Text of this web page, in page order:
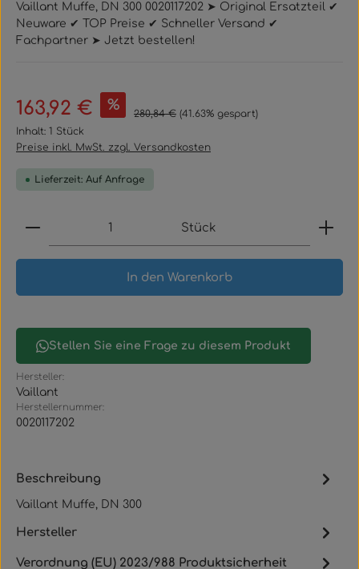
Vaillant Muffe, DN 300 0020117202 ➤ Original Ersatzteil ✔
Neuware ✔ TOP Preise ✔ Schneller Versand ✔
Fachpartner ➤ Jetzt bestellen!
Verkaufspreis:
163,92 € % Regulärer Preis:
280,84 € (41.63% gespart)
Inhalt: 1 Stück
Preise inkl. MwSt. zzgl. Versandkosten
Lieferzeit: Auf Anfrage
Produkt Anzahl: Gib den gewünschten Wert
Stück
In den Warenkorb
Stellen Sie eine Frage zu diesem Produkt
Hersteller:
Vaillant
Herstellernummer:
0020117202
Beschreibung
Vaillant Muffe, DN 300
Hersteller
Verordnung (EU) 2023/988 Produktsicherheit